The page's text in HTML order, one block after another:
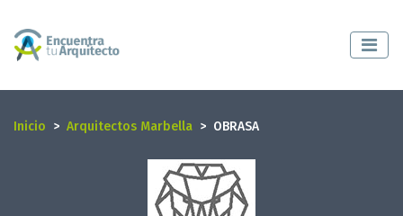
Inicio Arquitectos Marbella OBRASA